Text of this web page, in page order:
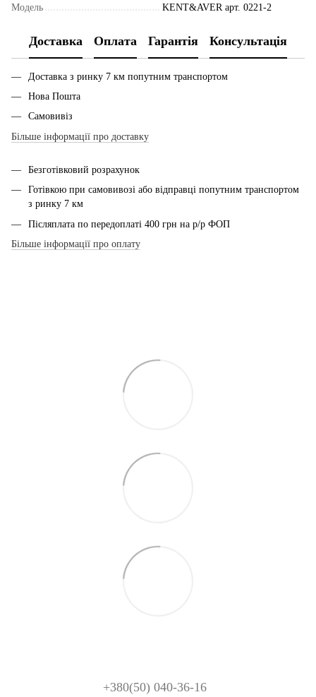
Модель KENT&AVER арт. 0221-2
Доставка Оплата Гарантія Консультація
Доставка з ринку 7 км попутним транспортом
Нова Пошта
Самовивіз
Більше інформації про доставку
Безготівковий розрахунок
Готівкою при самовивозі або відправці попутним транспортом
з ринку 7 км
Післяплата по передоплаті 400 грн на р/р ФОП
Більше інформації про оплату
+380(50) 040-36-16